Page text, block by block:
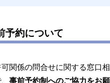
予約について
関係の問合せに関する窓口
事前予約制へのご協力をお願